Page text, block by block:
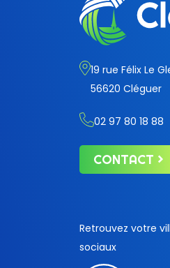
19 rue Félix Le
56620 Cléguer
02 97 80 18 88
CONTACT
Retrouvez votre
sociaux